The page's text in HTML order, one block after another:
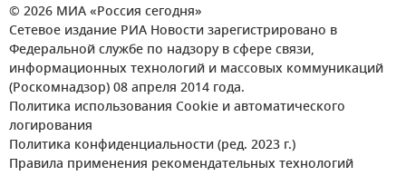
© 2026 МИА «Россия сегодня»
Сетевое издание РИА Новости зарегистрировано в
Федеральной службе по надзору в сфере связи,
информационных технологий и массовых коммуникаций
(Роскомнадзор) 08 апреля 2014 года.
Политика использования Cookie и автоматического
логирования
Политика конфиденциальности (ред. 2023 г.)
Правила применения рекомендательных технологий